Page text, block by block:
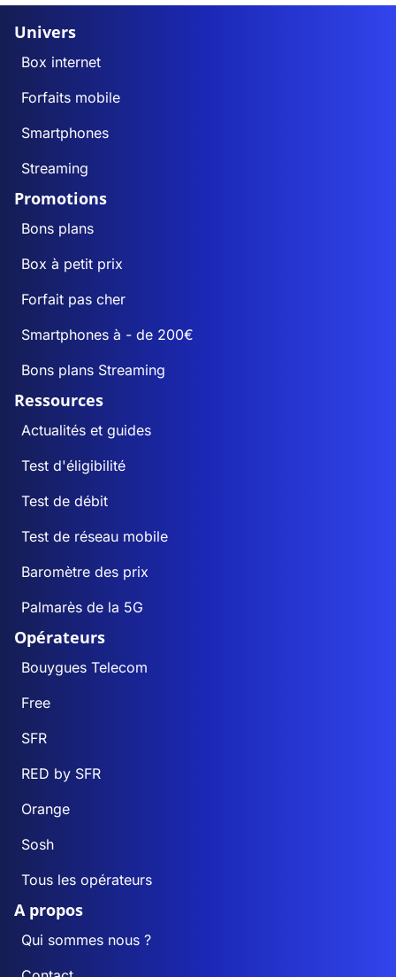
Univers
Box internet
Forfaits mobile
Smartphones
Streaming
Promotions
Bons plans
Box à petit prix
Forfait pas cher
Smartphones à - de 200€
Bons plans Streaming
Ressources
Actualités et guides
Test d'éligibilité
Test de débit
Test de réseau mobile
Baromètre des prix
Palmarès de la 5G
Opérateurs
Bouygues Telecom
Free
SFR
RED by SFR
Orange
Sosh
Tous les opérateurs
A propos
Qui sommes nous ?